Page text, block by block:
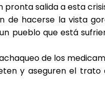
pronta salida a esta
de hacerse la vista
pueblo que está
de los
y aseguren el